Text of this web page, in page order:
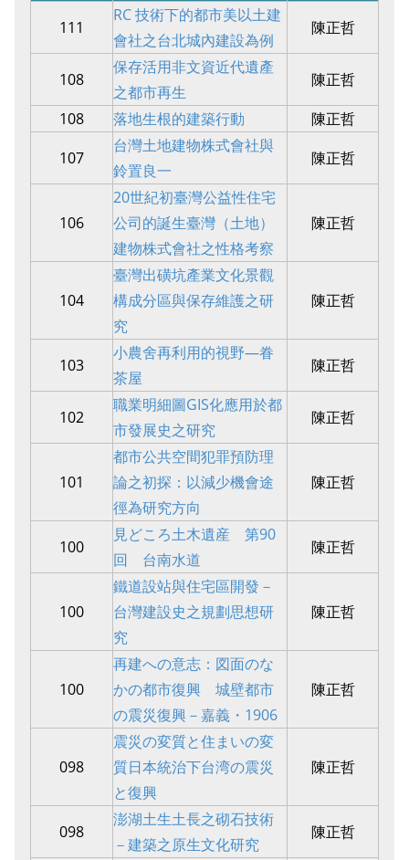
111
RC 技術下的都市美以土建
會社之台北城內建設為例
陳正哲
108
保存活用非文資近代遺產
之都市再生
陳正哲
108
落地生根的建築行動
陳正哲
107
台灣土地建物株式會社與
鈴置良一
陳正哲
106
20世紀初臺灣公益性住宅
公司的誕生臺灣（土地）
建物株式會社之性格考察
陳正哲
104
臺灣出磺坑產業文化景觀
構成分區與保存維護之研
究
陳正哲
103
小農舍再利用的視野—眷
茶屋
陳正哲
102
職業明細圖GIS化應用於都
市發展史之研究
陳正哲
101
都市公共空間犯罪預防理
論之初探：以減少機會途
徑為研究方向
陳正哲
100
見どころ土木遺産 第90
回 台南水道
陳正哲
100
鐵道設站與住宅區開發－
台灣建設史之規劃思想研
究
陳正哲
100
再建への意志：図面のな
かの都市復興 城壁都市
の震災復興－嘉義・1906
陳正哲
098
震災の変質と住まいの変
質日本統治下台湾の震災
と復興
陳正哲
098
澎湖土生土長之砌石技術
－建築之原生文化研究
陳正哲